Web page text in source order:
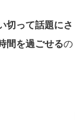
切って話題にさ
間を過ごせるの